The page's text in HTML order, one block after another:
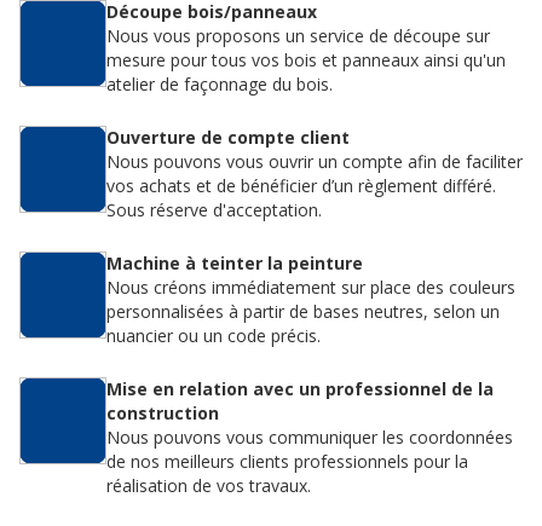
Découpe bois/panneaux
Nous vous proposons un service de découpe sur
mesure pour tous vos bois et panneaux ainsi qu'un
atelier de façonnage du bois.
Ouverture de compte client
Nous pouvons vous ouvrir un compte afin de faciliter
vos achats et de bénéficier d’un règlement différé.
Sous réserve d'acceptation.
Machine à teinter la peinture
Nous créons immédiatement sur place des couleurs
personnalisées à partir de bases neutres, selon un
nuancier ou un code précis.
Mise en relation avec un professionnel de la
construction
Nous pouvons vous communiquer les coordonnées
de nos meilleurs clients professionnels pour la
réalisation de vos travaux.